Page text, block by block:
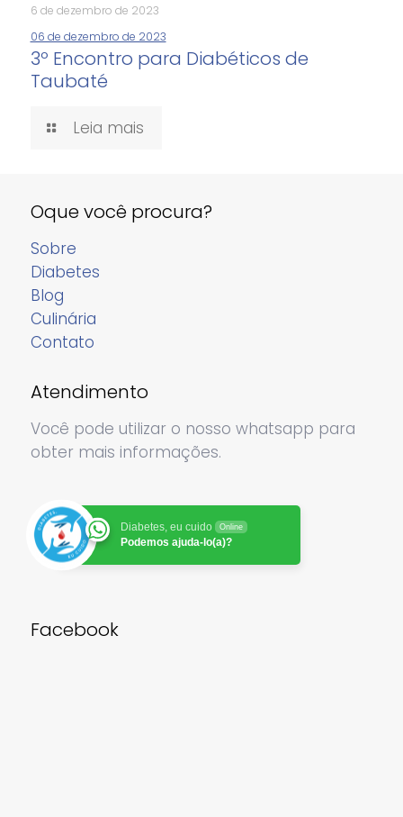
6 de dezembro de 2023
06 de dezembro de 2023
3º Encontro para Diabéticos de
Taubaté
Leia mais
Oque você procura?
Sobre
Diabetes
Blog
Culinária
Contato
Atendimento
Você pode utilizar o nosso whatsapp para
obter mais informações.
Diabetes, eu cuido Online
Podemos ajuda-lo(a)?
Facebook